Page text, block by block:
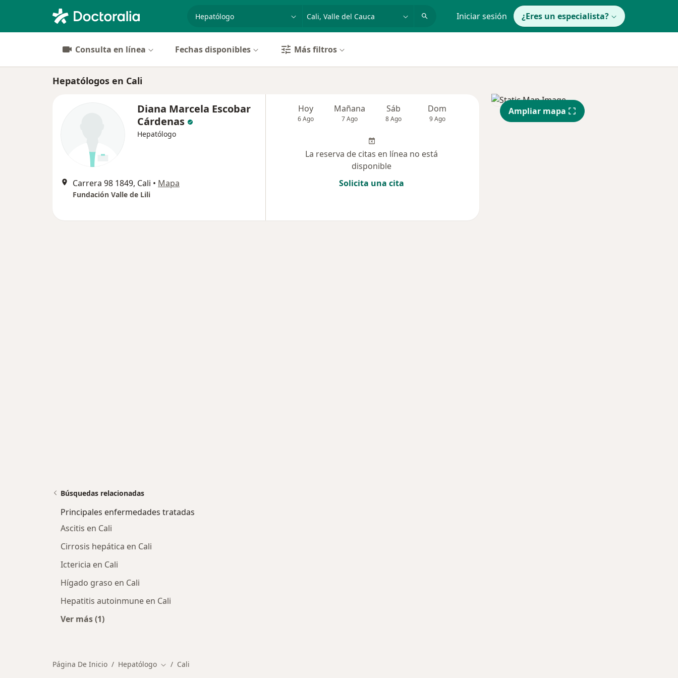
especialidad, enfermedad o nombre Iniciar sesión ¿Eres un especialista?
Consulta en línea Fechas disponibles Más filtros
Hepatólogos en Cali
Diana Marcela Escobar
Cárdenas
Hepatólogo
Carrera 98 1849, Cali • Mapa
Fundación Valle de Lili
Hoy
6 Ago
Mañana
7 Ago
Sáb
8 Ago
Dom
9 Ago
Mar
11 Ago
Mié
12 Ago
La reserva de citas en línea no está
disponible
Solicita una cita
Ampliar mapa
Búsquedas relacionadas
Principales enfermedades tratadas
Ascitis en Cali
Cirrosis hepática en Cali
Ictericia en Cali
Hígado graso en Cali
Hepatitis autoinmune en Cali
Ver más (1)
Página De Inicio Hepatólogo Cambiar de ciudad
Cali